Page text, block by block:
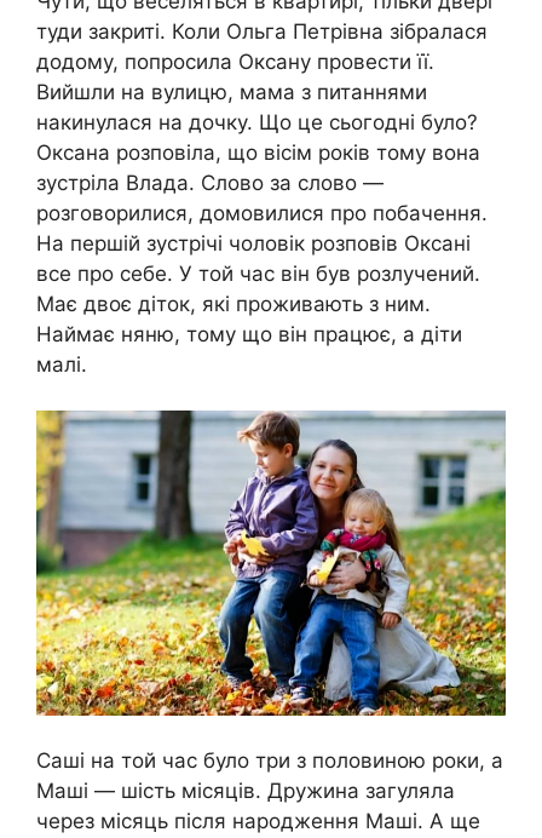
туди закриті. Коли Ольга Петрівна зібралася
додому, попросила Оксану провести її.
Вийшли на вулицю, мама з питаннями
накинулася на дочку. Що це сьогодні було?
Оксана розповіла, що вісім років тому вона
зустріла Влада. Слово за слово —
розговорилися, домовилися про побачення.
На першій зустрічі чоловік розповів Оксані
все про себе. У той час він був розлучений.
Має двоє діток, які проживають з ним.
Наймає няню, тому що він працює, а діти
малі.
Саші на той час було три з половиною роки, а
Маші — шість місяців. Дружина загуляла
через місяць після народження Маші. А ще